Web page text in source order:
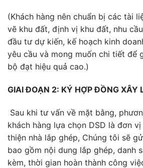
(Khách hàng nên chuẩn bị các tài
vẽ khu đất, định vị khu đất, nhu
đầu tư dự kiến, kế hoạch kinh
yêu cầu và mong muốn chi tiết để
bộ đạt hiệu quả cao.)
GIAI ĐOẠN 2: KÝ HỢP ĐỒNG XÂY
Sau khi tư vấn về mặt bằng,
khách hàng lựa chọn DSD là đơn
thiện nhà lắp ghép, Chúng tôi sẽ
bao gồm nội dung lắp ghép, danh
kèm, thời gian hoàn thành công